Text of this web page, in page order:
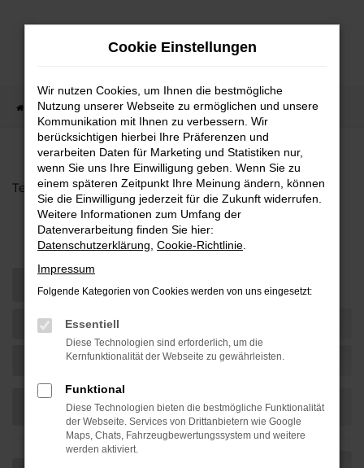
Zum
Startseite Teilen
Teilen
EU-Neuwagen und Reimporte
Cookie Einstellungen
Wir nutzen Cookies, um Ihnen die bestmögliche
Nutzung unserer Webseite zu ermöglichen und unsere
Kommunikation mit Ihnen zu verbessern. Wir
berücksichtigen hierbei Ihre Präferenzen und
verarbeiten Daten für Marketing und Statistiken nur,
wenn Sie uns Ihre Einwilligung geben. Wenn Sie zu
einem späteren Zeitpunkt Ihre Meinung ändern, können
Sie die Einwilligung jederzeit für die Zukunft widerrufen.
Weitere Informationen zum Umfang der
Datenverarbeitung finden Sie hier:
Datenschutzerklärung Cookie-Richtlinie
Impressum
Folgende Kategorien von Cookies werden von uns eingesetzt:
Essentiell
Diese Technologien sind erforderlich, um die
Kernfunktionalität der Webseite zu gewährleisten.
Funktional
Diese Technologien bieten die bestmögliche Funktionalität
der Webseite. Services von Drittanbietern wie Google
Maps, Chats, Fahrzeugbewertungssystem und weitere
werden aktiviert.